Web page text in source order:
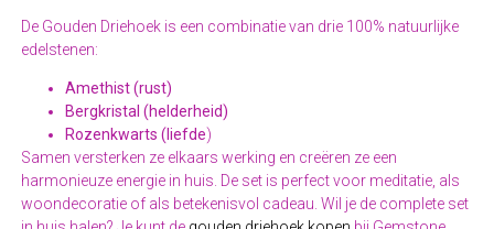
De Gouden Driehoek is een combinatie van drie 100% natuurlijke
edelstenen:
Amethist (rust)
Bergkristal (helderheid)
Rozenkwarts (liefde)
Samen versterken ze elkaars werking en creëren ze een
harmonieuze energie in huis. De set is perfect voor meditatie, als
woondecoratie of als betekenisvol cadeau. Wil je de complete set